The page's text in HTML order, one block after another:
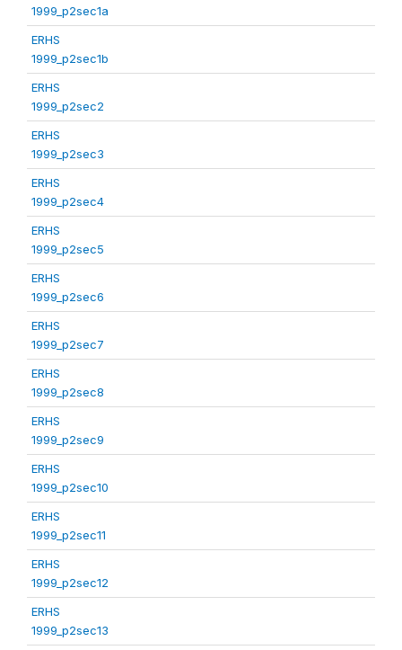
1999_p2sec1a
ERHS
1999_p2sec1b
ERHS
1999_p2sec2
ERHS
1999_p2sec3
ERHS
1999_p2sec4
ERHS
1999_p2sec5
ERHS
1999_p2sec6
ERHS
1999_p2sec7
ERHS
1999_p2sec8
ERHS
1999_p2sec9
ERHS
1999_p2sec10
ERHS
1999_p2sec11
ERHS
1999_p2sec12
ERHS
1999_p2sec13